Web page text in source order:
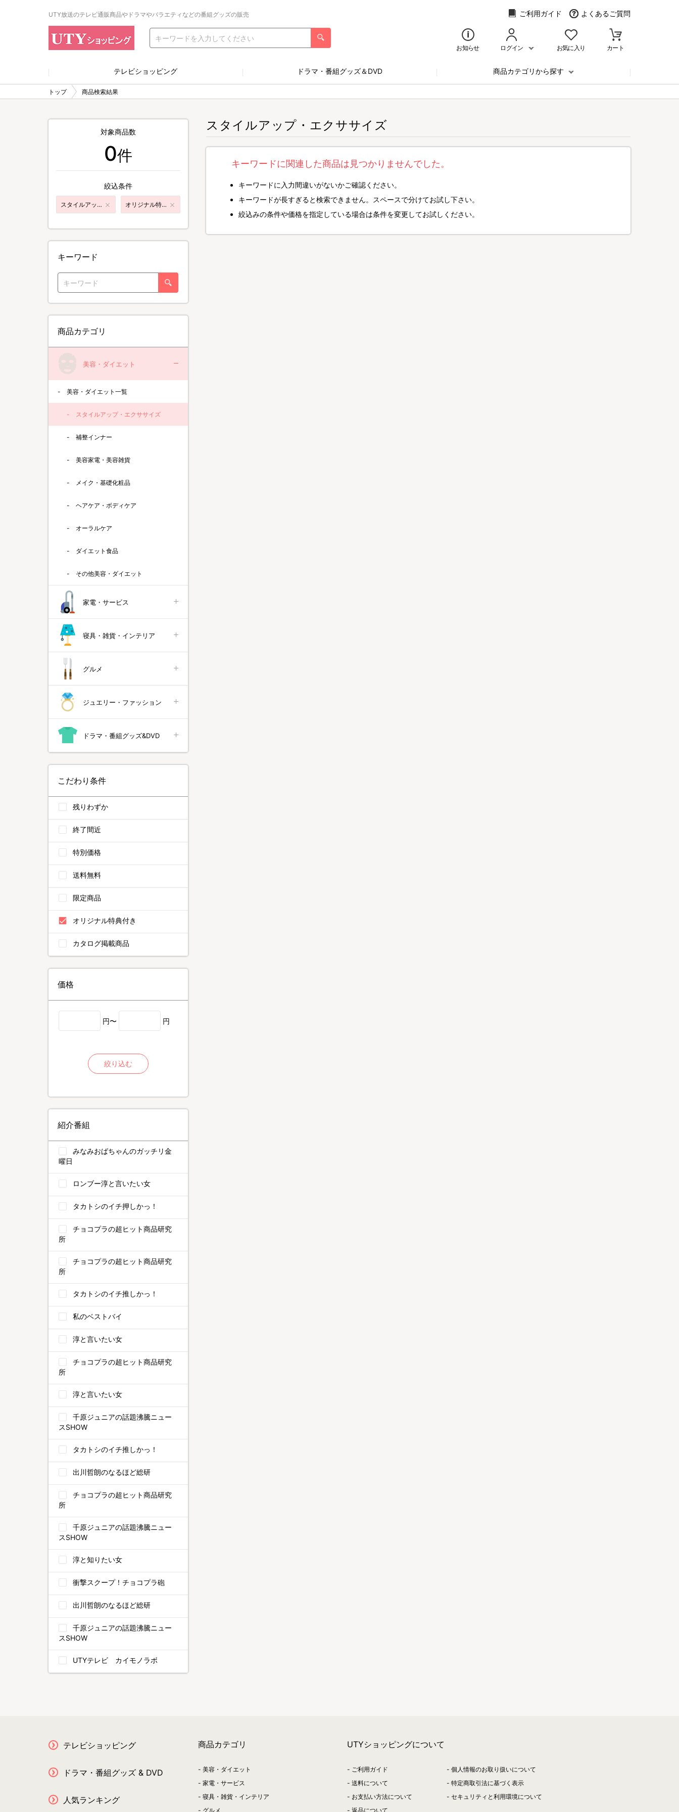
UTY放送のテレビ通販商品やドラマやバラエティなどの番組グッズの販売 ご利用ガイド よくあるご質問
お知らせ ログイン お気に入り カート
テレビショッピング ドラマ・番組グッズ＆DVD 商品カテゴリから探す
トップ 商品検索結果
スタイルアップ・エクササイズ
キーワードに関連した商品は見つかりませんでした。
キーワードに入力間違いがないかご確認ください。
キーワードが長すぎると検索できません。スペースで分けてお試し下さい。
絞込みの条件や価格を指定している場合は条件を変更してお試しください。
対象商品数
0件
絞込条件
スタイルアップ・エクササイズ オリジナル特典付き
キーワード
商品カテゴリ
美容・ダイエット
美容・ダイエット一覧
スタイルアップ・エクササイズ
補整インナー
美容家電・美容雑貨
メイク・基礎化粧品
ヘアケア・ボディケア
オーラルケア
ダイエット食品
その他美容・ダイエット
家電・サービス
寝具・雑貨・インテリア
グルメ
ジュエリー・ファッション
ドラマ・番組グッズ&DVD
こだわり条件
残りわずか
終了間近
特別価格
送料無料
限定商品
オリジナル特典付き
カタログ掲載商品
価格
円〜 円
絞り込む
紹介番組
みなみおばちゃんのガッチリ金
曜日
ロンブー淳と言いたい女
タカトシのイチ押しかっ！
チョコプラの超ヒット商品研究
所
チョコプラの超ヒット商品研究
所
タカトシのイチ推しかっ！
私のベストバイ
淳と言いたい女
チョコプラの超ヒット商品研究
所
淳と言いたい女
千原ジュニアの話題沸騰ニュー
スSHOW
タカトシのイチ推しかっ！
出川哲朗のなるほど総研
チョコプラの超ヒット商品研究
所
千原ジュニアの話題沸騰ニュー
スSHOW
淳と知りたい女
衝撃スクープ！チョコプラ砲
出川哲朗のなるほど総研
千原ジュニアの話題沸騰ニュー
スSHOW
UTYテレビ カイモノラボ
テレビショッピング
ドラマ・番組グッズ & DVD
人気ランキング
商品カテゴリ
美容・ダイエット
家電・サービス
寝具・雑貨・インテリア
グルメ
UTYショッピングについて
ご利用ガイド
送料について
お支払い方法について
返品について
個人情報のお取り扱いについて
特定商取引法に基づく表示
セキュリティと利用環境について